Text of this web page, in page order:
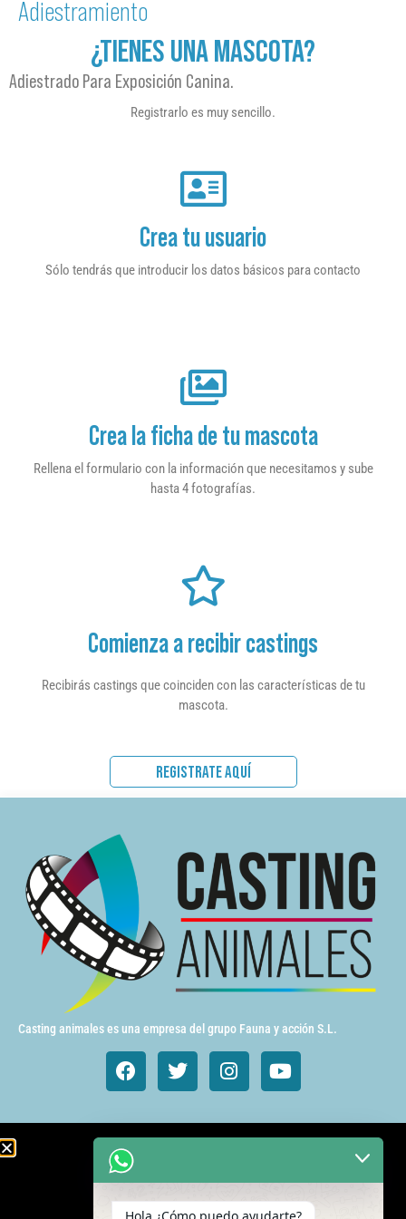
Adiestramiento
¿TIENES UNA MASCOTA?
Adiestrado Para Exposición Canina.
Registrarlo es muy sencillo.
Crea tu usuario
Sólo tendrás que introducir los datos básicos para contacto
Crea la ficha de tu mascota
Rellena el formulario con la información que necesitamos y sube
hasta 4 fotografías.
Comienza a recibir castings
Recibirás castings que coinciden con las características de tu
mascota.
REGISTRATE AQUÍ
Casting animales es una empresa del grupo Fauna y acción S.L.
Animales de cine y TV